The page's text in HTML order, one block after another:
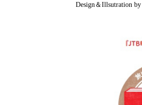
Design＆Illsutration